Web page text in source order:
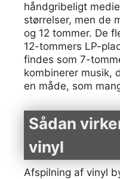
håndgribeligt
størrelser, men de
og 12 tommer. De
12-tommers LP-
findes som 7-
kombinerer musik,
en måde, som
Sådan
vinyl
Afspilning af vinyl